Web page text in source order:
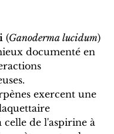
(Ganoderma lucidum)
documenté en
celle de l'aspirine à